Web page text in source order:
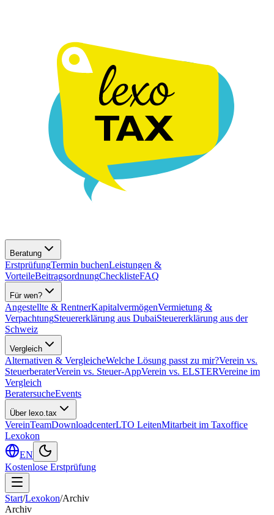
Beratung
ErstprüfungTermin buchenLeistungen &
VorteileBeitragsordnungChecklisteFAQ
Für wen?
Angestellte & RentnerKapitalvermögenVermietung &
VerpachtungSteuererklärung aus DubaiSteuererklärung aus der
Schweiz
Vergleich
Alternativen & VergleicheWelche Lösung passt zu mir?Verein vs.
SteuerberaterVerein vs. Steuer-AppVerein vs. ELSTERVereine im
Vergleich
BeratersucheEvents
Über lexo.tax
VereinTeamDownloadcenterLTO LeitenMitarbeit im Taxoffice
Lexokon
EN
Kostenlose Erstprüfung
Start/Lexokon/Archiv
Archiv